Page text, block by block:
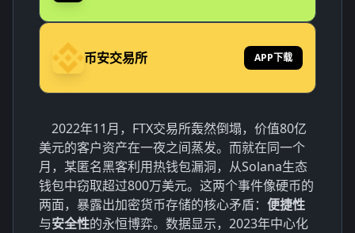
币安交易所 APP下载
2022年11月，FTX交易所轰然倒塌，价值80亿
美元的客户资产在一夜之间蒸发。而就在同一个
月，某匿名黑客利用热钱包漏洞，从Solana生态
钱包中窃取超过800万美元。这两个事件像硬币的
两面，暴露出加密货币存储的核心矛盾： 便捷性
与安全性的永恒博弈。数据显示，2023年中心化